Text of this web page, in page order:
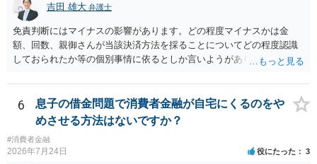
吉田 雄大 弁護士
免責判断にはマイナスの影響があります。どの程度マイナスかは金
額、回数、親御さんが当該決済方法を採ることについてどの程度認識
しておられたか等の個別事情に依るとしか言いようがありません。 と
なって相談し、善後策を考えることをお勧めします。
6
息子の借金問題で消費者金融が自宅にくるのをや
めさせる方法はないですか？
#消費者金融
2026年7月24日 役にたった 3